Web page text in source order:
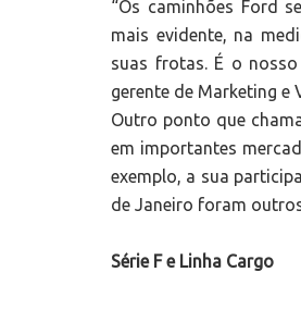
“Os caminhões Ford
mais evidente, na
suas frotas. É o
gerente de Marketing e
Outro ponto que
em importantes
exemplo, a sua
de Janeiro foram
Série F e Linha Cargo